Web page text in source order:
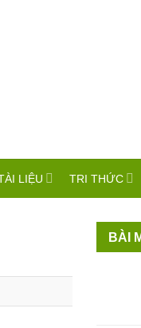
LIỆU TRI THỨC
BÀI